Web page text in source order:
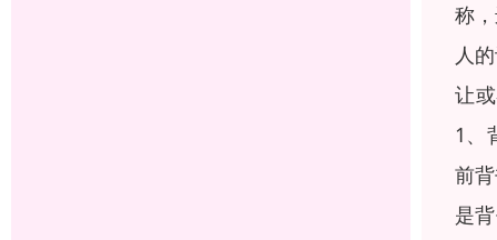
称
人
让
1、
前
是